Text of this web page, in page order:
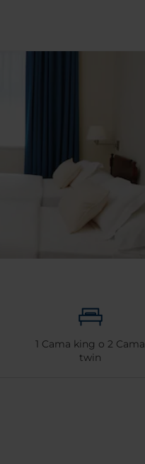
1 Cama king o2 Cama
twin